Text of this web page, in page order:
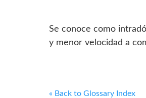
Se conoce como
y menor velocidad a
« Back to Glossary Index